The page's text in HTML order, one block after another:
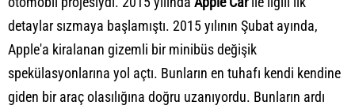
detaylar sızmaya başlamıştı. 2015 yılının Şubat ayında,
Apple'a kiralanan gizemli bir minibüs değişik
spekülasyonlarına yol açtı. Bunların en tuhafı kendi kendine
giden bir araç olasılığına doğru uzanıyordu. Bunların ardı